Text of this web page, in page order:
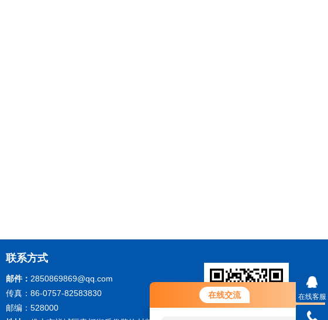
在线交流
您好！欢迎前来咨询，很高兴为您
服务，请问您要咨询什么问题呢？
联系方式
邮件： 2850869869@qq.com
传真：86-0757-82583830
邮编：528000
在线客服